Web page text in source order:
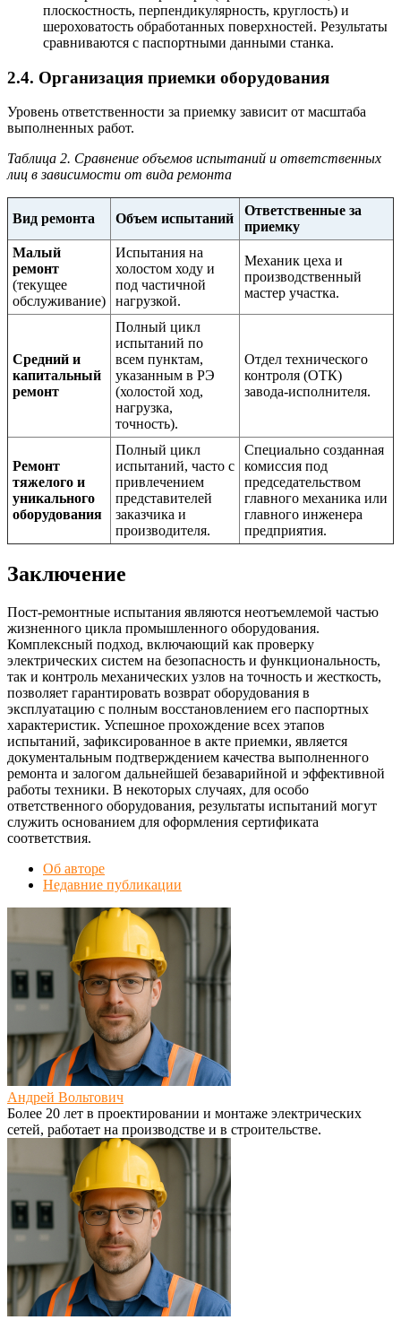
плоскостность, перпендикулярность, круглость) и
шероховатость обработанных поверхностей. Результаты
сравниваются с паспортными данными станка.
2.4. Организация приемки оборудования
Уровень ответственности за приемку зависит от масштаба
выполненных работ.
Таблица 2. Сравнение объемов испытаний и ответственных
лиц в зависимости от вида ремонта
Вид ремонта Объем испытаний
Ответственные за
приемку
Малый
ремонт
(текущее
обслуживание)
Испытания на
холостом ходу и
под частичной
нагрузкой.
Механик цеха и
производственный
мастер участка.
Средний и
капитальный
ремонт
Полный цикл
испытаний по
всем пунктам,
указанным в РЭ
(холостой ход,
нагрузка,
точность).
Отдел технического
контроля (ОТК)
завода-исполнителя.
Ремонт
тяжелого и
уникального
оборудования
Полный цикл
испытаний, часто с
привлечением
представителей
заказчика и
производителя.
Специально созданная
комиссия под
председательством
главного механика или
главного инженера
предприятия.
Заключение
Пост-ремонтные испытания являются неотъемлемой частью
жизненного цикла промышленного оборудования.
Комплексный подход, включающий как проверку
электрических систем на безопасность и функциональность,
так и контроль механических узлов на точность и жесткость,
позволяет гарантировать возврат оборудования в
эксплуатацию с полным восстановлением его паспортных
характеристик. Успешное прохождение всех этапов
испытаний, зафиксированное в акте приемки, является
документальным подтверждением качества выполненного
ремонта и залогом дальнейшей безаварийной и эффективной
работы техники. В некоторых случаях, для особо
ответственного оборудования, результаты испытаний могут
служить основанием для оформления сертификата
соответствия.
Об авторе
Недавние публикации
Андрей Вольтович
Более 20 лет в проектировании и монтаже электрических
сетей, работает на производстве и в строительстве.